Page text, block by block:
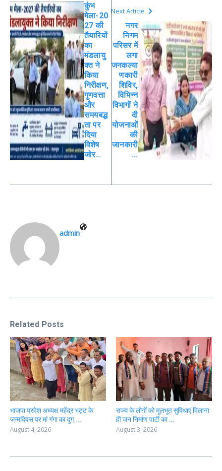
कुंभ
मेला-20
27 की
तैयारियों
का
मंडलायु
क्त ने
किया
निरीक्षण,
गुणवत्ता
और
समयबद्ध
ता पर
दिया
विशेष
जोर…
Next Article
नगर
निगम
परिसर में
लगा
जनकल्या
णकारी
शिविर,
विभिन्न
विभागों ने
दी
योजनाओं
की
जानकारी
…
admin
Related Posts
भाजपा प्रदेश अध्यक्ष महेंद्र भट्ट के
जन्मदिवस पर मां गंगा का दुग् ...
August 4, 2026
राज्य के लोगों को मूलभूत सुविधाएं दिलाना
ही जन निर्माण पार्टी का ...
August 3, 2026